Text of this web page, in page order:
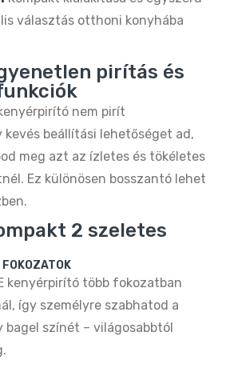
választás otthoni konyhába
pirítás és
nem pirít
kevés beállítási lehetőséget ad,
meg azt az ízletes és tökéletes
Ez különösen bosszantó lehet
2 szeletes
kenyérpirító több fokozatban
így személyre szabhatod a
színét – világosabbtól